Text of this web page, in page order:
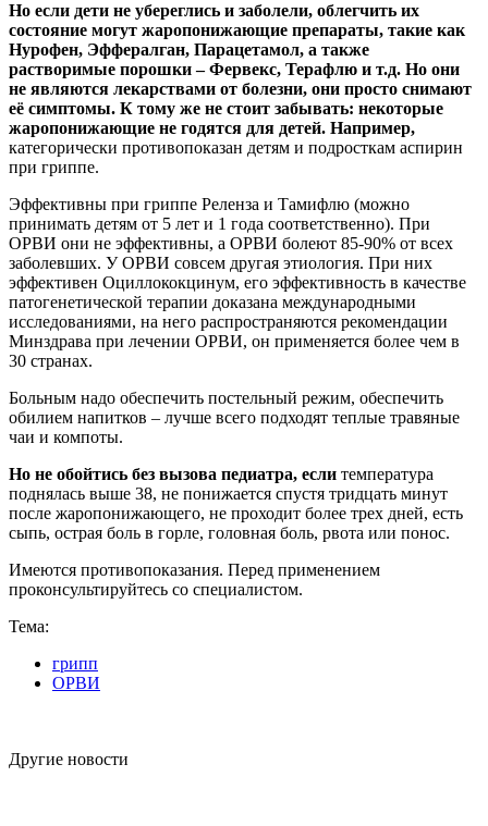
Но если дети не убереглись и заболели, облегчить их
состояние могут жаропонижающие препараты, такие как
Нурофен, Эффералган, Парацетамол, а также
растворимые порошки – Фервекс, Терафлю и т.д. Но они
не являются лекарствами от болезни, они просто снимают
её симптомы. К тому же не стоит забывать: некоторые
жаропонижающие не годятся для детей. Например,
категорически противопоказан детям и подросткам аспирин
при гриппе.
Эффективны при гриппе Реленза и Тамифлю (можно
принимать детям от 5 лет и 1 года соответственно). При
ОРВИ они не эффективны, а ОРВИ болеют 85-90% от всех
заболевших. У ОРВИ совсем другая этиология. При них
эффективен Оциллококцинум, его эффективность в качестве
патогенетической терапии доказана международными
исследованиями, на него распространяются рекомендации
Минздрава при лечении ОРВИ, он применяется более чем в
30 странах.
Больным надо обеспечить постельный режим, обеспечить
обилием напитков – лучше всего подходят теплые травяные
чаи и компоты.
Но не обойтись без вызова педиатра, если температура
поднялась выше 38, не понижается спустя тридцать минут
после жаропонижающего, не проходит более трех дней, есть
сыпь, острая боль в горле, головная боль, рвота или понос.
Имеются противопоказания. Перед применением
проконсультируйтесь со специалистом.
Тема:
грипп
ОРВИ
Другие новости